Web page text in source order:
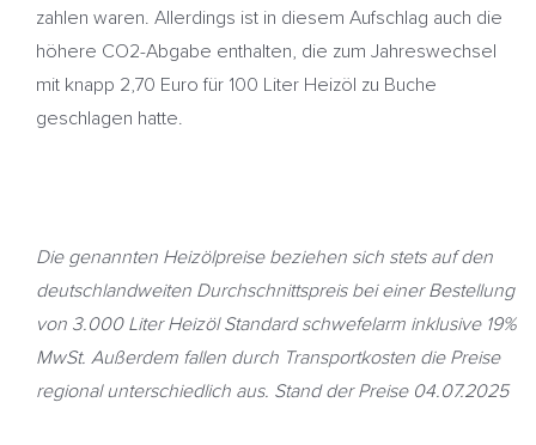
zahlen waren. Allerdings ist in diesem Aufschlag auch die
höhere CO2-Abgabe enthalten, die zum Jahreswechsel
mit knapp 2,70 Euro für 100 Liter Heizöl zu Buche
geschlagen hatte.
Die genannten Heizölpreise beziehen sich stets auf den
deutschlandweiten Durchschnittspreis bei einer Bestellung
von 3.000 Liter Heizöl Standard schwefelarm inklusive 19%
MwSt. Außerdem fallen durch Transportkosten die Preise
regional unterschiedlich aus. Stand der Preise 04.07.2025